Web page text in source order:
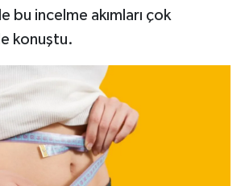
bu incelme akımları çok
konuştu.